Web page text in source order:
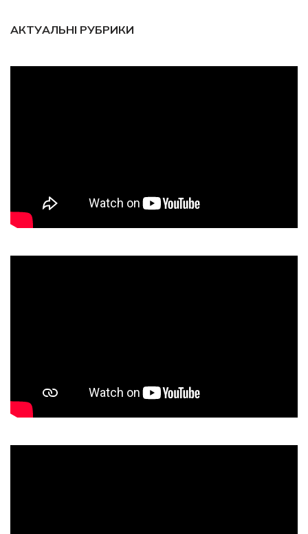
АКТУАЛЬНІ РУБРИКИ